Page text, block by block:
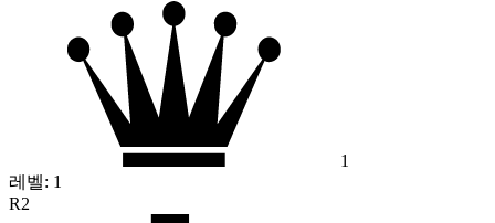
1
레벨: 1
R2